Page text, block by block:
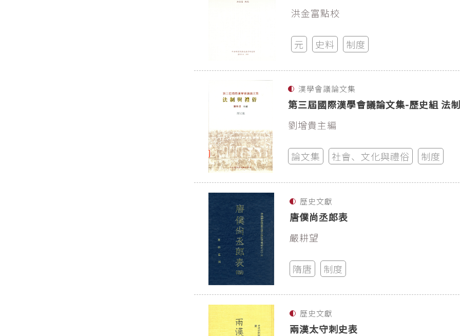
洪金富點校
元 史料 制度
漢學會議論文集
第三屆國際漢學會議論文集-歷史組 法
劉增貴主編
論文集 社會、文化與禮俗 制度
歷史文獻
唐僕尚丞郎表
嚴耕望
隋唐 制度
歷史文獻
兩漢太守刺史表